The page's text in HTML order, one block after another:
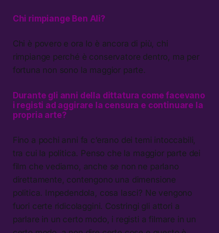
Chi rimpiange Ben Ali?
Chi è povero e ora lo è ancora di più, chi
rimpiange perché è conservatore dentro, ma per
fortuna non sono la maggior parte.
Durante gli anni della dittatura come facevano
i registi ad aggirare la censura e continuare la
propria arte?
Fino a pochi anni fa c’erano dei temi intoccabili,
tra cui la politica. Penso che la maggior parte dei
film che vediamo, anche se non ne parlano
direttamente, contengono una dimensione
politica. Impedendola, cosa lasci? Ne vengono
fuori certe ridicolaggini. Costringi gli attori a
parlare in un certo modo, i registi a filmare in un